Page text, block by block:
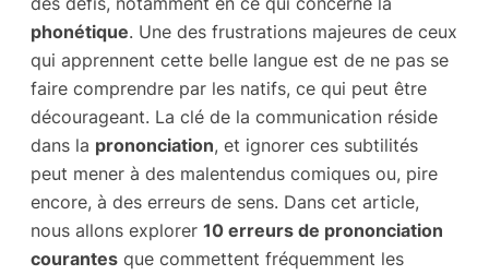
phonétique. Une des frustrations majeures de ceux
qui apprennent cette belle langue est de ne pas se
faire comprendre par les natifs, ce qui peut être
décourageant. La clé de la communication réside
dans la prononciation, et ignorer ces subtilités
peut mener à des malentendus comiques ou, pire
encore, à des erreurs de sens. Dans cet article,
nous allons explorer 10 erreurs de prononciation
courantes que commettent fréquemment les